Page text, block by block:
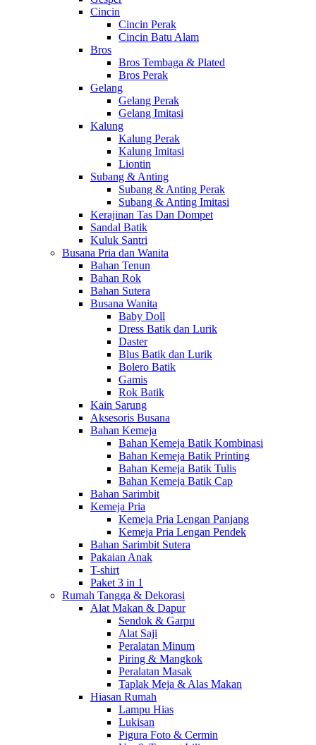
Cincin
Cincin Perak
Cincin Batu Alam
Bros
Bros Tembaga & Plated
Bros Perak
Gelang
Gelang Perak
Gelang Imitasi
Kalung
Kalung Perak
Kalung Imitasi
Liontin
Subang & Anting
Subang & Anting Perak
Subang & Anting Imitasi
Kerajinan Tas Dan Dompet
Sandal Batik
Kuluk Santri
Busana Pria dan Wanita
Bahan Tenun
Bahan Rok
Bahan Sutera
Busana Wanita
Baby Doll
Dress Batik dan Lurik
Daster
Blus Batik dan Lurik
Bolero Batik
Gamis
Rok Batik
Kain Sarung
Aksesoris Busana
Bahan Kemeja
Bahan Kemeja Batik Kombinasi
Bahan Kemeja Batik Printing
Bahan Kemeja Batik Tulis
Bahan Kemeja Batik Cap
Bahan Sarimbit
Kemeja Pria
Kemeja Pria Lengan Panjang
Kemeja Pria Lengan Pendek
Bahan Sarimbit Sutera
Pakaian Anak
T-shirt
Paket 3 in 1
Rumah Tangga & Dekorasi
Alat Makan & Dapur
Sendok & Garpu
Alat Saji
Peralatan Minum
Piring & Mangkok
Peralatan Masak
Taplak Meja & Alas Makan
Hiasan Rumah
Lampu Hias
Lukisan
Pigura Foto & Cermin